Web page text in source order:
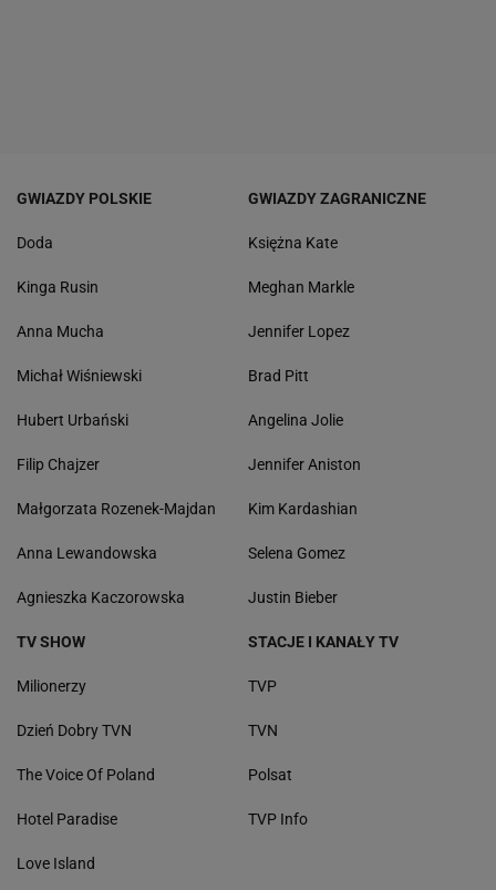
GWIAZDY POLSKIE
Doda
Kinga Rusin
Anna Mucha
Michał Wiśniewski
Hubert Urbański
Filip Chajzer
Małgorzata Rozenek-Majdan
Anna Lewandowska
Agnieszka Kaczorowska
GWIAZDY ZAGRANICZNE
Księżna Kate
Meghan Markle
Jennifer Lopez
Brad Pitt
Angelina Jolie
Jennifer Aniston
Kim Kardashian
Selena Gomez
Justin Bieber
TV SHOW
Milionerzy
Dzień Dobry TVN
The Voice Of Poland
Hotel Paradise
Love Island
STACJE I KANAŁY TV
TVP
TVN
Polsat
TVP Info